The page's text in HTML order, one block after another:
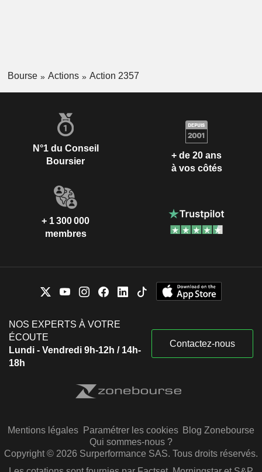
Bourse Actions Action 2357
N°1 du Conseil
Boursier
+ de 20 ans
à vos côtés
+ 1 300 000
membres
NOS EXPERTS À VOTRE
ÉCOUTE
Lundi - Vendredi 9h-12h / 14h-
18h
Contactez-nous
Mentions légales Paramétrer les cookies Blog Zonebourse
Qui sommes-nous ?
Copyright © 2026 Surperformance SAS. Tous droits réservés.